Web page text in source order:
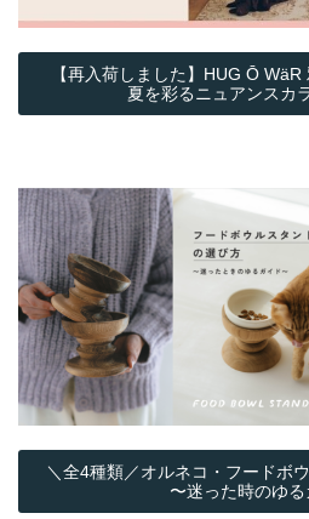
【再入荷しました】HUG Ō
夏を彩るニュアンスカ
＼全4種類／オルネコ・フードボ
〜迷った時のゆ